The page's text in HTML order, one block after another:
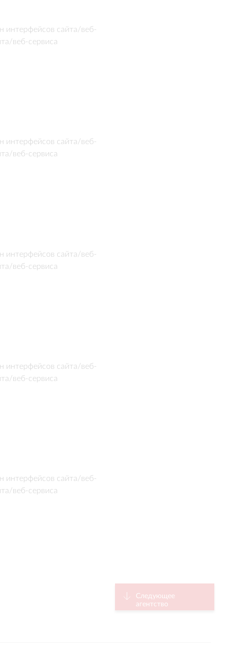
интерфейсов сайта/веб-
веб-сервиса
интерфейсов сайта/веб-
веб-сервиса
интерфейсов сайта/веб-
веб-сервиса
интерфейсов сайта/веб-
веб-сервиса
интерфейсов сайта/веб-
веб-сервиса
Следующее
агентство